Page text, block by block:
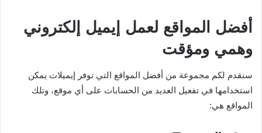
أفضل المواقع لعمل إيميل إلكتروني
وهمي ومؤقت
سنقدم لكم مجموعة من أفضل المواقع التي توفر إيميلات يمكن
استخدامها في تفعيل العديد من الحسابات على أي موقع، وتلك
المواقع هي: